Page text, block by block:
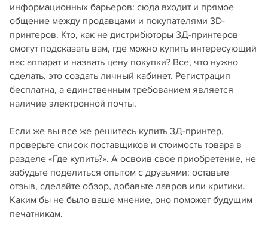
информационных барьеров: сюда входит и прямое
общение между продавцами и покупателями 3D-
принтеров. Кто, как не дистрибюторы 3Д-принтеров
смогут подсказать вам, где можно купить интересующий
вас аппарат и назвать цену покупки? Все, что нужно
сделать, это создать личный кабинет. Регистрация
бесплатна, а единственным требованием является
наличие электронной почты.
Если же вы все же решитесь купить 3Д-принтер,
проверьте список поставщиков и стоимость товара в
разделе «Где купить?». А освоив свое приобретение, не
забудьте поделиться опытом с друзьями: оставьте
отзыв, сделайте обзор, добавьте лавров или критики.
Каким бы не было ваше мнение, оно поможет будущим
печатникам.